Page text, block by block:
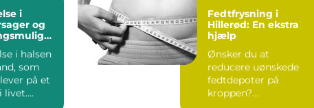
i
og
i halsen
som
på et
livet.
Fedtfrysning i
Hillerød: En ekstra
hjælp
Ønsker du at
reducere uønskede
fedtdepoter på
kroppen?